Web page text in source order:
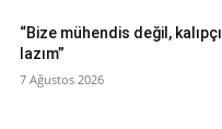
“Bize mühendis değil, kalıpçı
lazım”
7 Ağustos 2026